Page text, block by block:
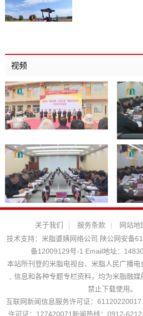
视频
关于我们 | 服务条款 | 网站地
技术支持： 米脂婆姨网络公司 陕公网安备
备12009129号-1 Email地址：
本站所刊登的米脂电视台、米脂人民广播电
﹑信息和各种专题专栏资料，均为米脂融
禁止下载使用。
互联网新闻信息服务许可证：
许可证：127420071新闻热线：0912-